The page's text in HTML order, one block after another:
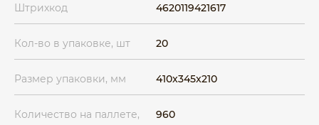
Штрихкод 4620119421617
Кол-во в упаковке, шт 20
Размер упаковки, мм 410x345x210
Количество на паллете,
960